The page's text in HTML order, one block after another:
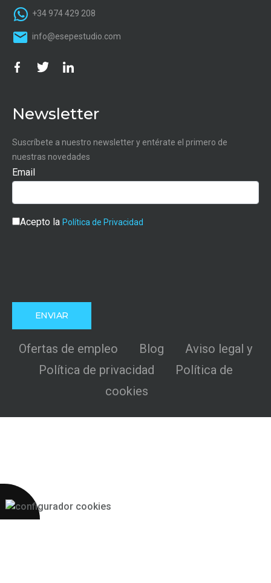
+34 974 429 208
info@esepestudio.com
Newsletter
Suscríbete a nuestro newsletter y entérate el primero de
nuestras novedades
Email
Acepto la Política de Privacidad
Ofertas de empleo Blog
Aviso legal y
Política de privacidad
Política de
cookies